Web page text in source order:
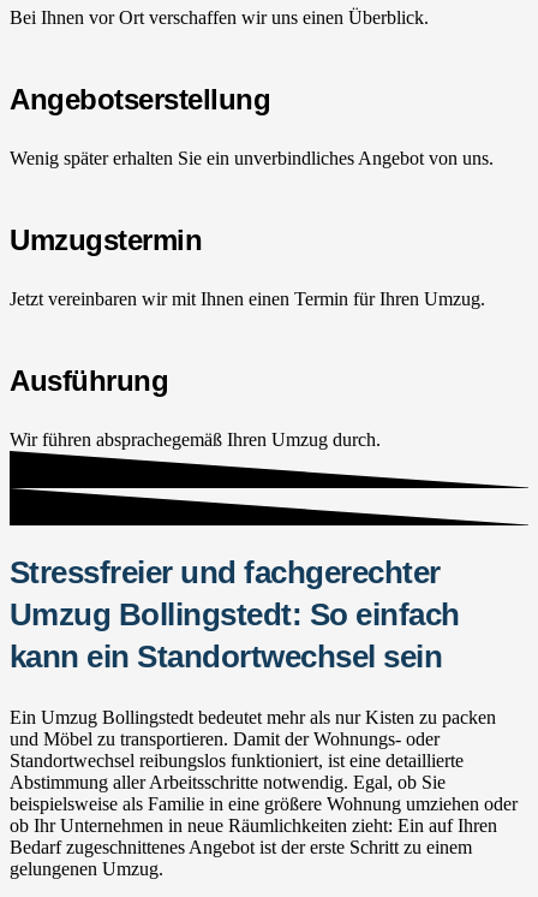
Bei Ihnen vor Ort verschaffen wir uns einen Überblick.
Angebotserstellung
Wenig später erhalten Sie ein unverbindliches Angebot von uns.
Umzugstermin
Jetzt vereinbaren wir mit Ihnen einen Termin für Ihren Umzug.
Ausführung
Wir führen absprachegemäß Ihren Umzug durch.
Stressfreier und fachgerechter
Umzug Bollingstedt: So einfach
kann ein Standortwechsel sein
Ein Umzug Bollingstedt bedeutet mehr als nur Kisten zu packen
und Möbel zu transportieren. Damit der Wohnungs- oder
Standortwechsel reibungslos funktioniert, ist eine detaillierte
Abstimmung aller Arbeitsschritte notwendig. Egal, ob Sie
beispielsweise als Familie in eine größere Wohnung umziehen oder
ob Ihr Unternehmen in neue Räumlichkeiten zieht: Ein auf Ihren
Bedarf zugeschnittenes Angebot ist der erste Schritt zu einem
gelungenen Umzug.